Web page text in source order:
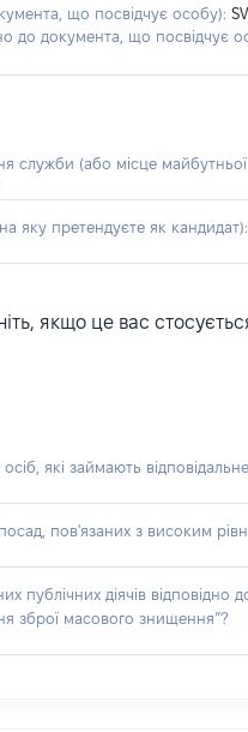
що посвідчує особу):
до документа, що посвідчує
служби (або місце
яку претендуєте як кандидат):
якщо це вас
які займають
пов'язаних з високим
публічних діячів
зброї масового знищення”?